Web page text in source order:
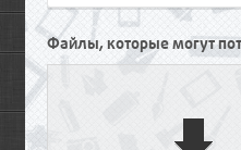
Файлы, которые могут